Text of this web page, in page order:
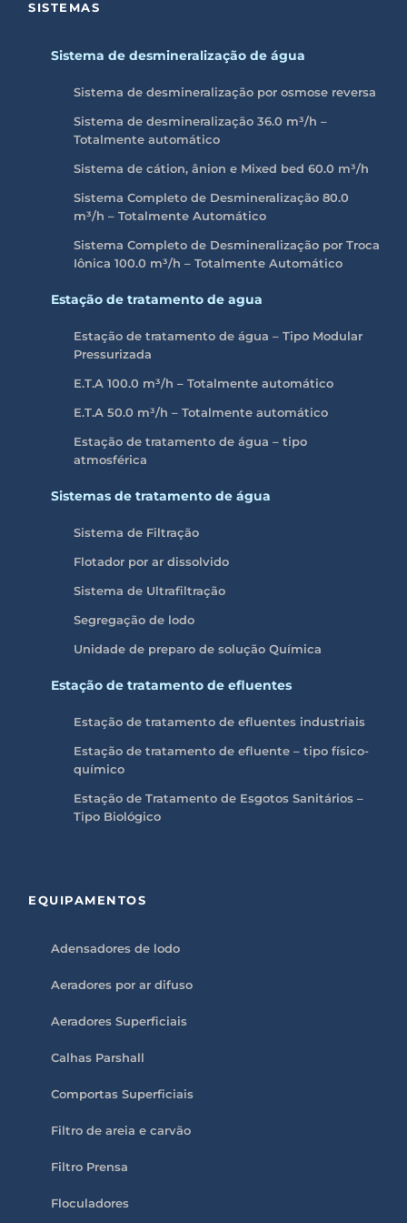
SISTEMAS
Sistema de desmineralização de água
Sistema de desmineralização por osmose reversa
Sistema de desmineralização 36.0 m³/h –
Totalmente automático
Sistema de cátion, ânion e Mixed bed 60.0 m³/h
Sistema Completo de Desmineralização 80.0
m³/h – Totalmente Automático
Sistema Completo de Desmineralização por Troca
Iônica 100.0 m³/h – Totalmente Automático
Estação de tratamento de agua
Estação de tratamento de água – Tipo Modular
Pressurizada
E.T.A 100.0 m³/h – Totalmente automático
E.T.A 50.0 m³/h – Totalmente automático
Estação de tratamento de água – tipo
atmosférica
Sistemas de tratamento de água
Sistema de Filtração
Flotador por ar dissolvido
Sistema de Ultrafiltração
Segregação de lodo
Unidade de preparo de solução Química
Estação de tratamento de efluentes
Estação de tratamento de efluentes industriais
Estação de tratamento de efluente – tipo físico-
químico
Estação de Tratamento de Esgotos Sanitários –
Tipo Biológico
EQUIPAMENTOS
Adensadores de lodo
Aeradores por ar difuso
Aeradores Superficiais
Calhas Parshall
Comportas Superficiais
Filtro de areia e carvão
Filtro Prensa
Floculadores